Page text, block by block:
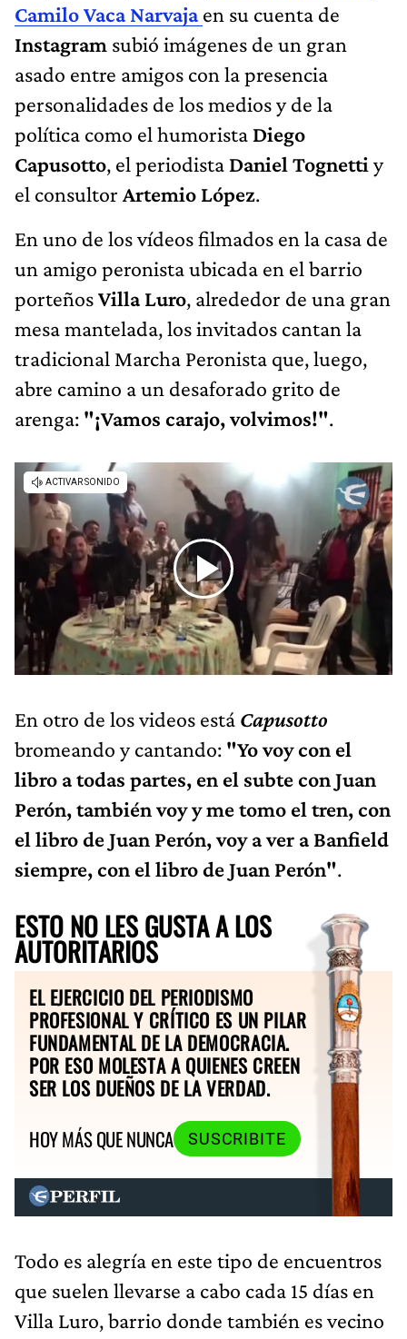
Camilo Vaca Narvajaen su cuenta de
Instagram subió imágenes de un gran
asado entre amigos con la presencia
personalidades de los medios y de la
política como el humorista Diego
Capusotto, el periodista Daniel Tognetti y
el consultor Artemio López.
En uno de los vídeos filmados en la casa de
un amigo peronista ubicada en el barrio
porteñosVilla Luro, alrededor de una gran
mesa mantelada, los invitados cantan la
tradicional Marcha Peronista que, luego,
abre camino a un desaforado grito de
arenga: "¡Vamos carajo, volvimos!".
En otro de los videos está Capusotto
bromeando y cantando: "Yo voy con el
libro a todas partes, en el subte con Juan
Perón, también voy y me tomo el tren, con
el libro de Juan Perón, voy a ver a Banfield
siempre, con el libro de Juan Perón".
ESTO NO LES GUSTA A LOS
AUTORITARIOS
EL EJERCICIO DEL PERIODISMO
PROFESIONAL Y CRÍTICO ES UN PILAR
FUNDAMENTAL DE LA DEMOCRACIA.
POR ESO MOLESTA A QUIENES CREEN
SER LOS DUEÑOS DE LA VERDAD.
HOY MÁS QUE NUNCA
SUSCRIBITE
Todo es alegría en este tipo de encuentros
que suelen llevarse a cabo cada 15 días en
Villa Luro, barrio donde también es vecino